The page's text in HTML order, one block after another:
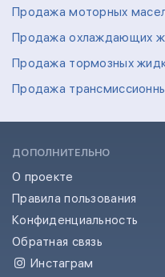
Продажа моторных
Продажа охлаждающих
Продажа тормозных
Продажа
ДОПОЛНИТЕЛЬНО
О проекте
Правила пользования
Конфиденциальность
Обратная связь
Инстаграм